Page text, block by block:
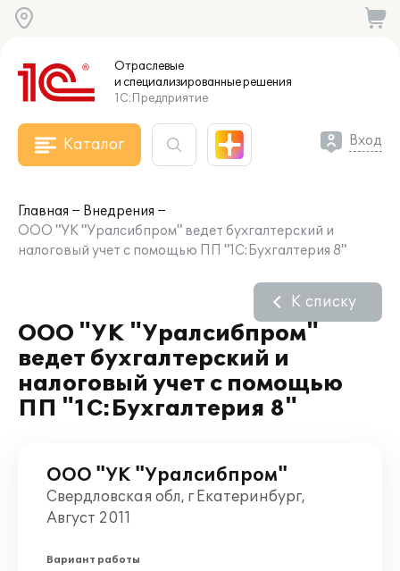
Отраслевые
и специализированныерешения
1С:Предприятие
Каталог Вход
Главная
Внедрения
ООО "УК "Уралсибпром" ведет бухгалтерский и
налоговый учет с помощью ПП "1С:Бухгалтерия 8"
ООО "УК "Уралсибпром"
ведет бухгалтерский и
налоговый учет с помощью
ПП "1С:Бухгалтерия 8"
К списку
ООО "УК "Уралсибпром"
Свердловская обл, г Екатеринбург,
Август 2011
Вариант работы